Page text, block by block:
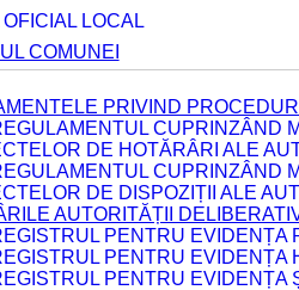
LOCAL
COMUNEI
PRIVIND
CUPRINZÂND
DE HOTĂRÂRI ALE
CUPRINZÂND
DE DISPOZIȚII ALE
AUTORITĂȚII
PENTRU EVIDENȚA
PENTRU EVIDENȚA
PENTRU EVIDENȚA